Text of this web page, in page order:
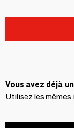
Vous avez déjà
Utilisez les mêmes